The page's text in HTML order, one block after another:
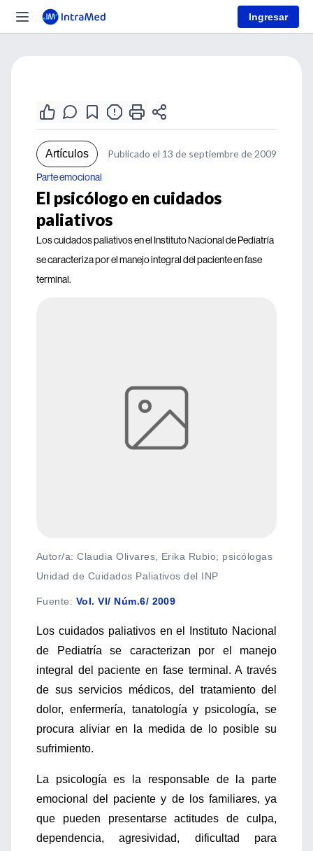
Ingresar
Artículos Publicado el 13 de septiembre de 2009
Parte emocional
El psicólogo en cuidados
paliativos
Los cuidados paliativos en el Instituto Nacional de Pediatría
se caracteriza por el manejo integral del paciente en fase
terminal.
Autor/a: Claudia Olivares, Erika Rubio; psicólogas
Unidad de Cuidados Paliativos del INP
Fuente: Vol. VI/ Núm.6/ 2009
Los cuidados paliativos en el Instituto Nacional
de Pediatría se caracterizan por el manejo
integral del paciente en fase terminal. A través
de sus servicios médicos, del tratamiento del
dolor, enfermería, tanatología y psicología, se
procura aliviar en la medida de lo posible su
sufrimiento.
La psicología es la responsable de la parte
emocional del paciente y de los familiares, ya
que pueden presentarse actitudes de culpa,
dependencia, agresividad, dificultad para